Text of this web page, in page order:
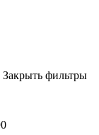
Закрыть фильтры